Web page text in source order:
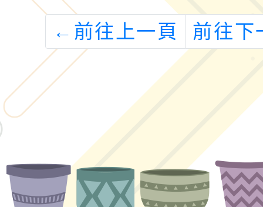
← 前往上一頁 前往下